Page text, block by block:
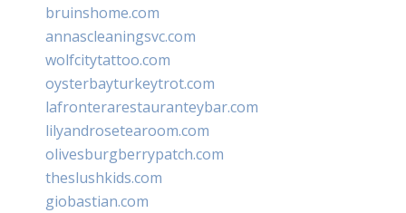
bruinshome.com
annascleaningsvc.com
wolfcitytattoo.com
oysterbayturkeytrot.com
lafronterarestauranteybar.com
lilyandrosetearoom.com
olivesburgberrypatch.com
theslushkids.com
giobastian.com